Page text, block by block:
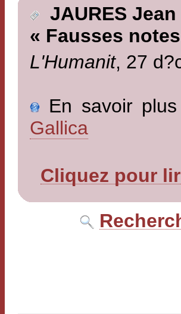
JAURES Jean
« Fausses
L'Humanit, 27
En savoir
Gallica
Cliquez pour